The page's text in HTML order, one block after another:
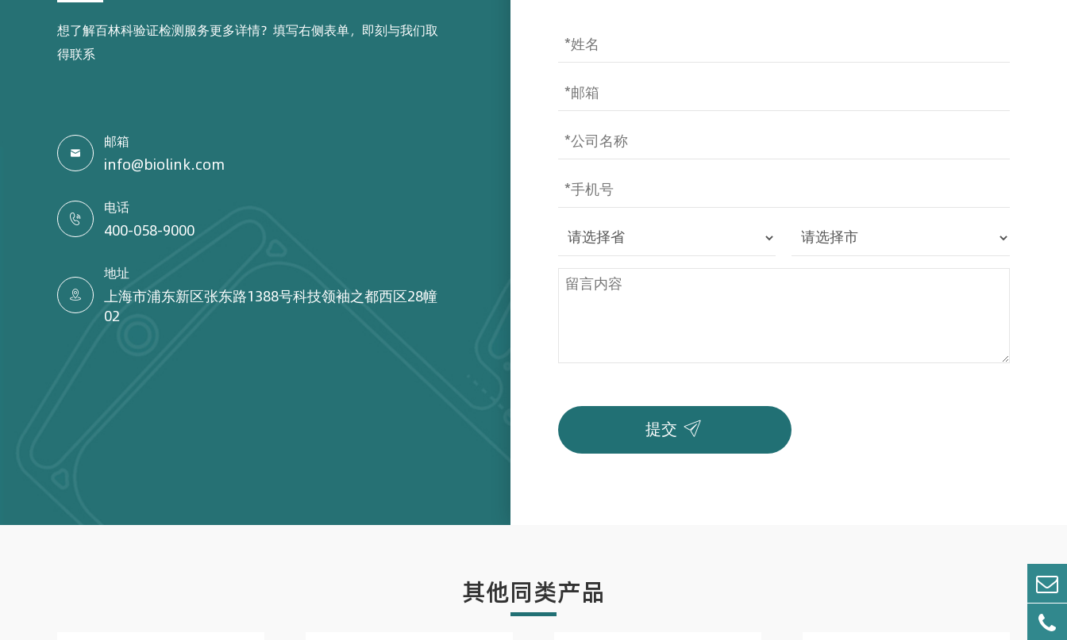
想了解百林科验证检测服务更多详情？填写右侧表单，即刻与我们取
得联系

邮箱
info@biolink.com

电话
400-058-9000

地址
上海市浦东新区张东路1388号科技领袖之都西区28幢
02
提交 
其他同类产品